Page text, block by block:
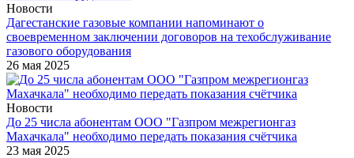
Новости
Дагестанские газовые компании напоминают о
своевременном заключении договоров на техобслуживание
газового оборудования
26 мая 2025
Новости
До 25 числа абонентам ООО "Газпром межрегионгаз
Махачкала" необходимо передать показания счётчика
23 мая 2025